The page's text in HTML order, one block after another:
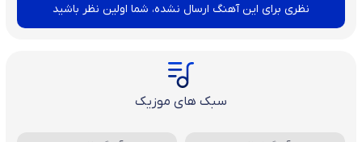
نظری برای این آهنگ ارسال نشده، شما اولین نظر باشید
سبک های موزیک